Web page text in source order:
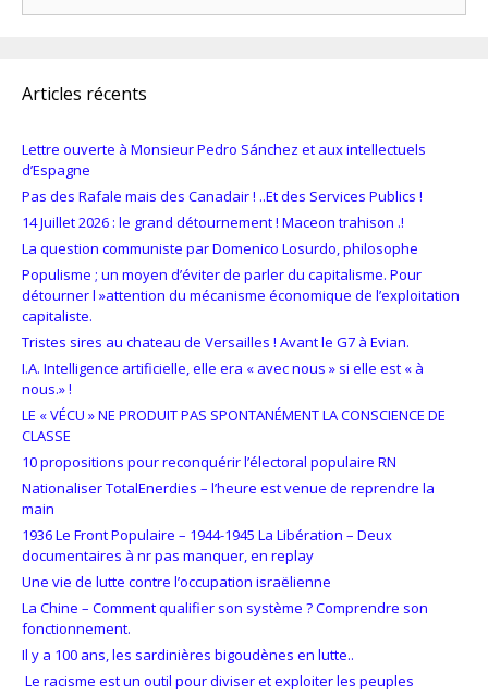
Articles récents
Lettre ouverte à Monsieur Pedro Sánchez et aux intellectuels
d’Espagne
Pas des Rafale mais des Canadair ! ..Et des Services Publics !
14 Juillet 2026 : le grand détournement ! Maceon trahison .!
La question communiste par Domenico Losurdo, philosophe
Populisme ; un moyen d’éviter de parler du capitalisme. Pour
détourner l »attention du mécanisme économique de l’exploitation
capitaliste.
Tristes sires au chateau de Versailles ! Avant le G7 à Evian.
I.A. Intelligence artificielle, elle era « avec nous » si elle est « à
nous.» !
LE « VÉCU » NE PRODUIT PAS SPONTANÉMENT LA CONSCIENCE DE
CLASSE
10 propositions pour reconquérir l’électoral populaire RN
Nationaliser TotalEnerdies – l’heure est venue de reprendre la
main
1936 Le Front Populaire – 1944-1945 La Libération – Deux
documentaires à nr pas manquer, en replay
Une vie de lutte contre l’occupation israëlienne
La Chine – Comment qualifier son système ? Comprendre son
fonctionnement.
Il y a 100 ans, les sardinières bigoudènes en lutte..
Le racisme est un outil pour diviser et exploiter les peuples